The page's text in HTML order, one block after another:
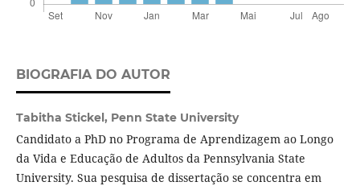
BIOGRAFIA DO AUTOR
Tabitha Stickel, Penn State University
Candidato a PhD no Programa de Aprendizagem ao Longo
da Vida e Educação de Adultos da Pennsylvania State
University. Sua pesquisa de dissertação se concentra em